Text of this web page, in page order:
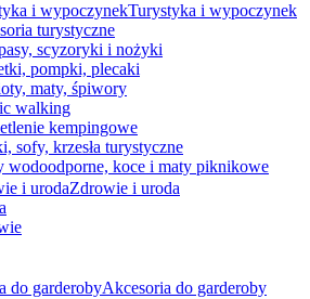
Turystyka i wypoczynek
turystyczne
scyzoryki i nożyki
pompki, plecaki
maty, śpiwory
walking
kempingowe
sofy, krzesła turystyczne
wodoodporne, koce i maty piknikowe
Zdrowie i uroda
Akcesoria do garderoby